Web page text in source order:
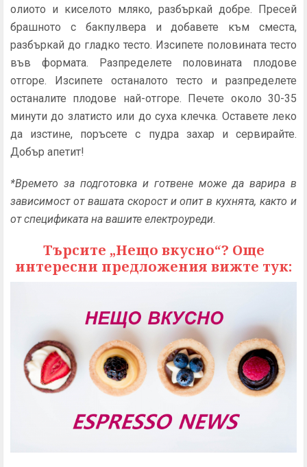
олиото и киселото мляко, разбъркай добре. Пресей
брашното с бакпулвера и добавете към сместа,
разбъркай до гладко тесто. Изсипете половината тесто
във формата. Разпределете половината плодове
отгоре. Изсипете останалото тесто и разпределете
останалите плодове най-отгоре. Печете около 30-35
минути до златисто или до суха клечка. Оставете леко
да изстине, поръсете с пудра захар и сервирайте.
Добър апетит!
*Времето за подготовка и готвене може да варира в
зависимост от вашата скорост и опит в кухнята, както и
от спецификата на вашите електроуреди.
Търсите „Нещо вкусно“? Още
интересни предложения вижте тук: